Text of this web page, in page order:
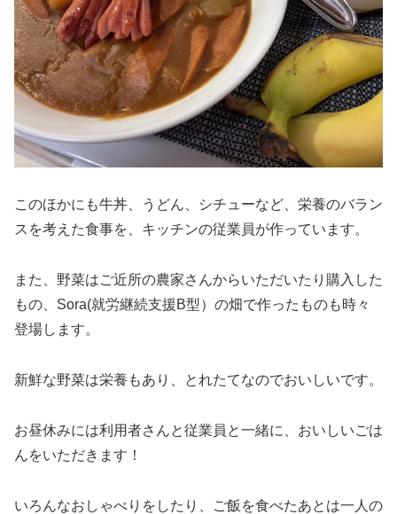
このほかにも牛丼、うどん、シチューなど、栄養のバラン
スを考えた食事を、キッチンの従業員が作っています。
また、野菜はご近所の農家さんからいただいたり購入した
もの、Sora(就労継続支援B型）の畑で作ったものも時々
登場します。
新鮮な野菜は栄養もあり、とれたてなのでおいしいです。
お昼休みには利用者さんと従業員と一緒に、おいしいごは
んをいただきます！
いろんなおしゃべりをしたり、ご飯を食べたあとは一人の